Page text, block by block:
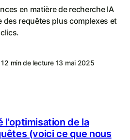
en matière de recherche IA
des requêtes plus complexes et
12 min de lecture 13 mai 2025
l'optimisation de la
(voici ce que nous